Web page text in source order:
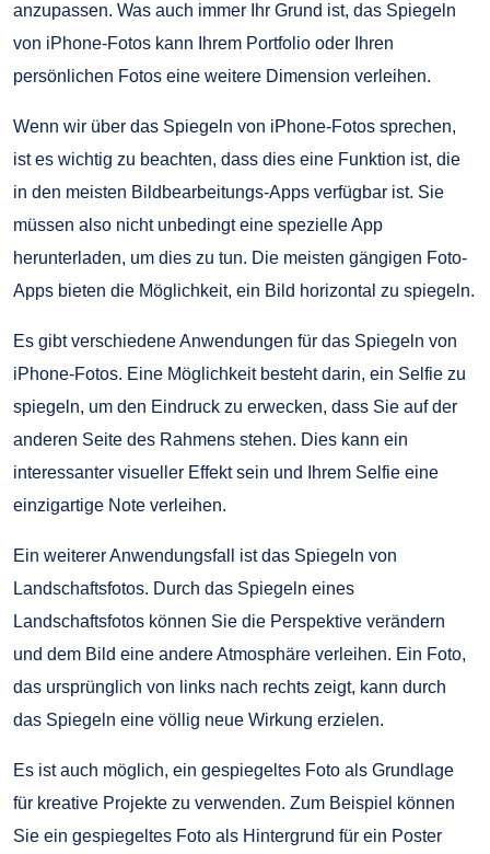
anzupassen. Was auch immer Ihr Grund ist, das Spiegeln
von iPhone-Fotos kann Ihrem Portfolio oder Ihren
persönlichen Fotos eine weitere Dimension verleihen.
Wenn wir über das Spiegeln von iPhone-Fotos sprechen,
ist es wichtig zu beachten, dass dies eine Funktion ist, die
in den meisten Bildbearbeitungs-Apps verfügbar ist. Sie
müssen also nicht unbedingt eine spezielle App
herunterladen, um dies zu tun. Die meisten gängigen Foto-
Apps bieten die Möglichkeit, ein Bild horizontal zu spiegeln.
Es gibt verschiedene Anwendungen für das Spiegeln von
iPhone-Fotos. Eine Möglichkeit besteht darin, ein Selfie zu
spiegeln, um den Eindruck zu erwecken, dass Sie auf der
anderen Seite des Rahmens stehen. Dies kann ein
interessanter visueller Effekt sein und Ihrem Selfie eine
einzigartige Note verleihen.
Ein weiterer Anwendungsfall ist das Spiegeln von
Landschaftsfotos. Durch das Spiegeln eines
Landschaftsfotos können Sie die Perspektive verändern
und dem Bild eine andere Atmosphäre verleihen. Ein Foto,
das ursprünglich von links nach rechts zeigt, kann durch
das Spiegeln eine völlig neue Wirkung erzielen.
Es ist auch möglich, ein gespiegeltes Foto als Grundlage
für kreative Projekte zu verwenden. Zum Beispiel können
Sie ein gespiegeltes Foto als Hintergrund für ein Poster